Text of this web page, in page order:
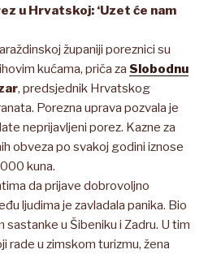
u Hrvatskoj: ‘Uzet će nam
županiji poreznici su
kućama, priča za Slobodnu
, predsjednik Hrvatskog
Porezna uprava pozvala je
neprijavljeni porez. Kazne za
obveza po svakoj godini iznose
kuna.
da prijave dobrovoljno
ljudima je zavladala panika. Bio
sastanke u Šibeniku i Zadru. U tim
rade u zimskom turizmu, žena